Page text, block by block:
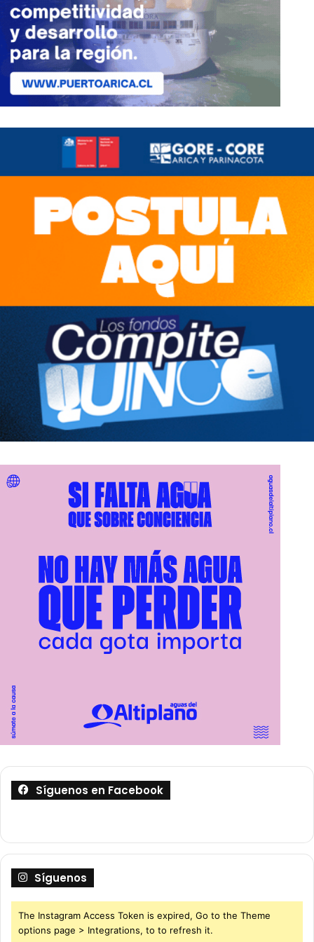
Síguenos en Facebook
Síguenos
The Instagram Access Token is expired, Go to the Theme
options page > Integrations, to to refresh it.